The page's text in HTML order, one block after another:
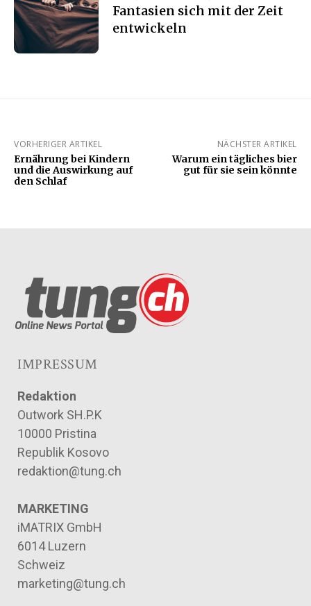
Fantasien sich mit der Zeit
entwickeln
VORHERIGER ARTIKEL
Ernährung bei Kindern
und die Auswirkung auf
den Schlaf
NÄCHSTER ARTIKEL
Warum ein tägliches bier
gut für sie sein könnte
IMPRESSUM
Redaktion
Outwork SH.P.K
10000 Pristina
Republik Kosovo
redaktion@tung.ch
MARKETING
iMATRIX GmbH
6014 Luzern
Schweiz
marketing@tung.ch